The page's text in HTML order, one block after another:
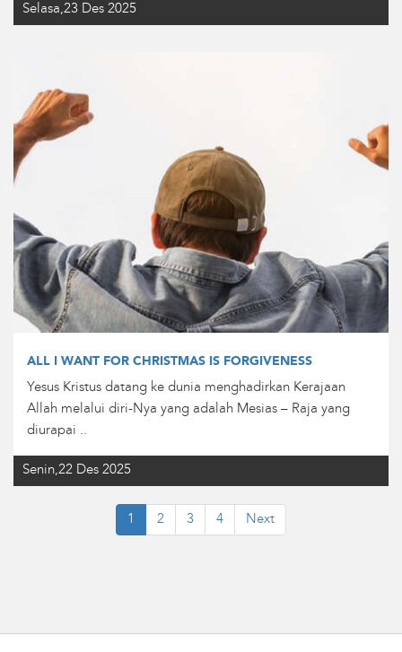
Selasa,23 Des 2025
ALL I WANT FOR CHRISTMAS IS FORGIVENESS
Yesus Kristus datang ke dunia menghadirkan Kerajaan
Allah melalui diri-Nya yang adalah Mesias – Raja yang
diurapai ..
Senin,22 Des 2025
1 2 3 4 Next